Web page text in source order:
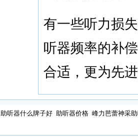
有一些听力损
听器频率的补
合适，更为先
助听器什么牌子好 助听器价格 峰力芭蕾神采